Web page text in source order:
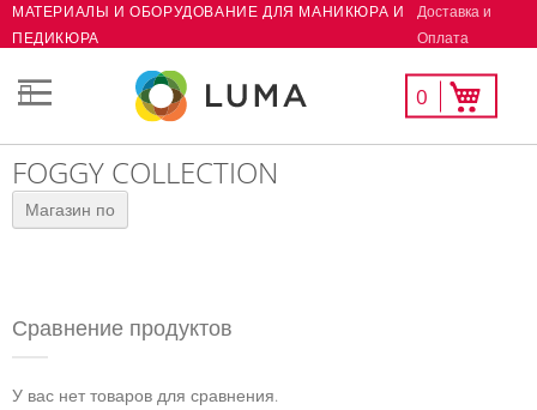
Skip
Content
МАТЕРИАЛЫ И ОБОРУДОВАНИЕ ДЛЯ МАНИКЮРА И
ПЕДИКЮРА
Доставка и
Оплата
Моя корзина
0
Мой
список
FOGGY COLLECTION
Магазин по
Сравнение продуктов
У вас нет товаров для сравнения.